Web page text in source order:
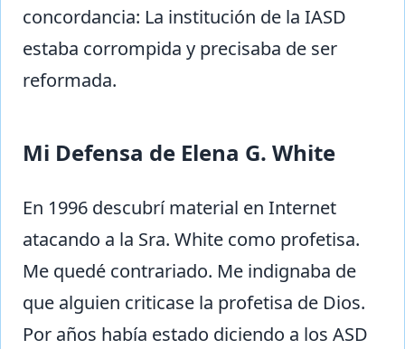
concordancia: La institución de la IASD
estaba corrompida y precisaba de ser
reformada.
Mi Defensa de Elena G. White
En 1996 descubrí material en Internet
atacando a la Sra. White como profetisa.
Me quedé contrariado. Me indignaba de
que alguien criticase la profetisa de Dios.
Por años había estado diciendo a los ASD